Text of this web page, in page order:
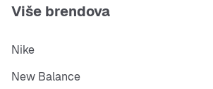
Više brendova
Nike
New Balance